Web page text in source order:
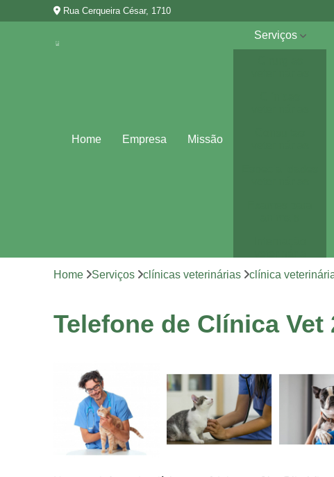
Rua Cerqueira César, 1710
Home Empresa Missão
Serviços
Vacina para
Home Serviços clínicas veterinárias clínica
Telefone de Clínica